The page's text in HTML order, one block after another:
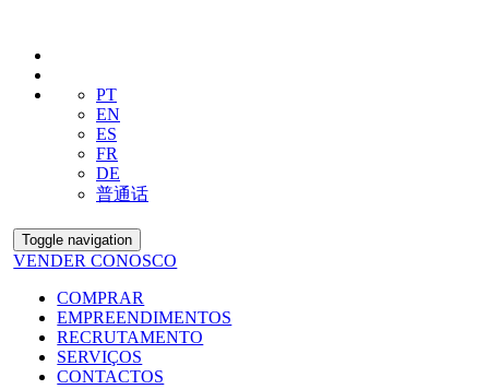
PT
EN
ES
FR
DE
普通话
Toggle navigation
VENDER CONOSCO
COMPRAR
EMPREENDIMENTOS
RECRUTAMENTO
SERVIÇOS
CONTACTOS